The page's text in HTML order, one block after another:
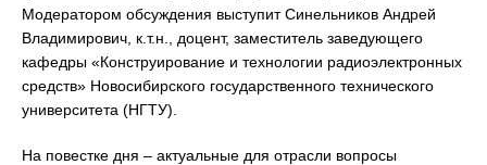
Модератором обсуждения выступит Синельников Андрей
Владимирович, к.т.н., доцент, заместитель заведующего
кафедры «Конструирование и технологии радиоэлектронных
средств» Новосибирского государственного технического
университета (НГТУ).
На повестке дня – актуальные для отрасли вопросы